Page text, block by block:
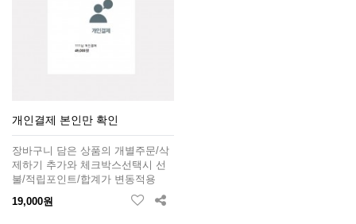
개인결제 본인만 확인
장바구니 담은 상품의 개별주문/삭
제하기 추가와 체크박스선택시 선
불/적립포인트/합계가 변동적용
19,000원